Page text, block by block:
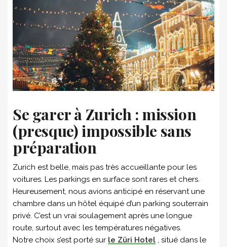
Se garer à Zurich : mission
(presque) impossible sans
préparation
Zurich est belle, mais pas très accueillante pour les
voitures. Les parkings en surface sont rares et chers.
Heureusement, nous avions anticipé en réservant une
chambre dans un hôtel équipé d’un parking souterrain
privé. C’est un vrai soulagement après une longue
route, surtout avec les températures négatives.
Notre choix s’est porté sur le Züri Hotel , situé dans le